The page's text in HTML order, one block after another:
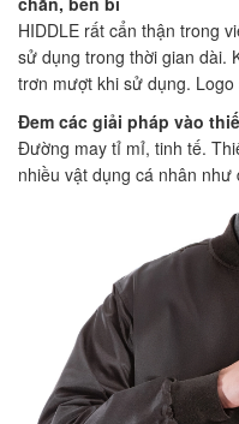
HIDDLE rất cẩn thận trong
sử dụng trong thời gian dài.
trơn mượt khi sử dụng.
Đem các giải pháp vào
Đường may tỉ mỉ, tinh tế.
nhiều vật dụng cá nhân